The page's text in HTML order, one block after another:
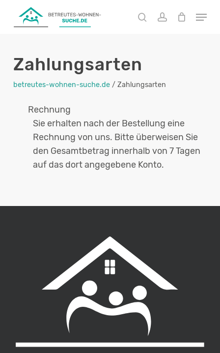
searchaccount
Menu
Zahlungsarten
betreutes-wohnen-suche.de/ Zahlungsarten
Rechnung
Sie erhalten nach der Bestellung eine
Rechnung von uns. Bitte überweisen Sie
den Gesamtbetrag innerhalb von 7 Tagen
auf das dort angegebene Konto.